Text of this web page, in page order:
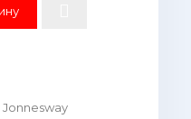
Jonnesway